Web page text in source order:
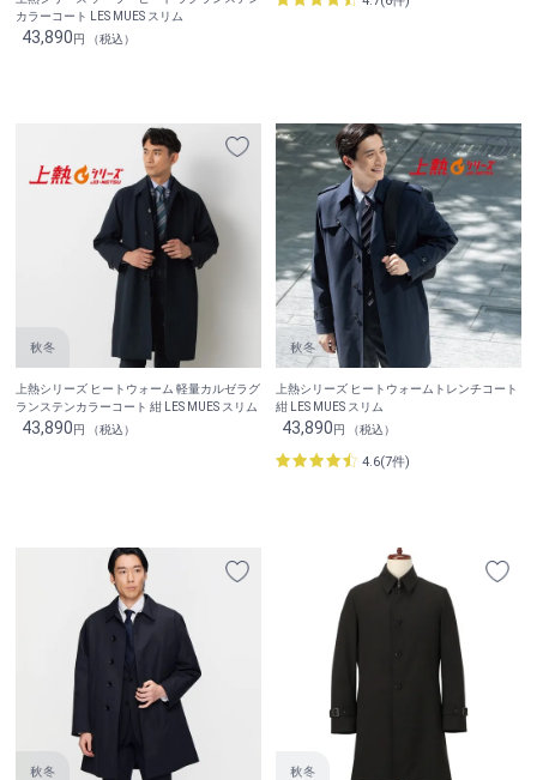
カラーコート LES MUES スリム
43,890円 （税込）
上熱シリーズ ヒートウォーム 軽量カルゼラグ
ランステンカラーコート 紺 LES MUES スリム
43,890円 （税込）
上熱シリーズ ヒートウォームトレンチコート
紺 LES MUES スリム
43,890円 （税込）
4.6(7件)